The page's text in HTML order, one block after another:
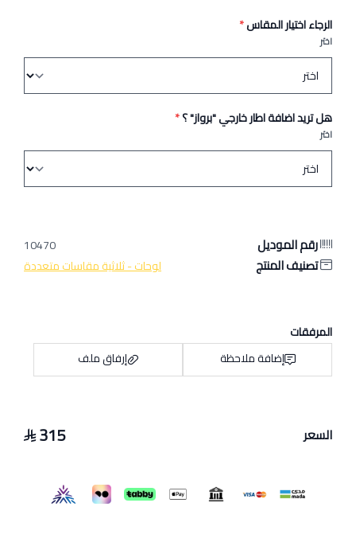
الرجاء اختيار المقاس*
اختر
هل تريد اضافة اطار خارجي "برواز" ؟*
اختر
رقم الموديل 10470
تصنيف المنتج لوحات - ثلاثية مقاسات متعددة
المرفقات
إضافة ملاحظة
إرفاق ملف
السعر 315